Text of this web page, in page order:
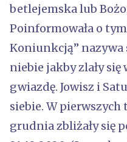
betlejemska lub
Poinformowała o
Koniunkcją” nazywa
niebie jakby zlały
gwiazdę. Jowisz i
siebie. W
grudnia zbliżały się